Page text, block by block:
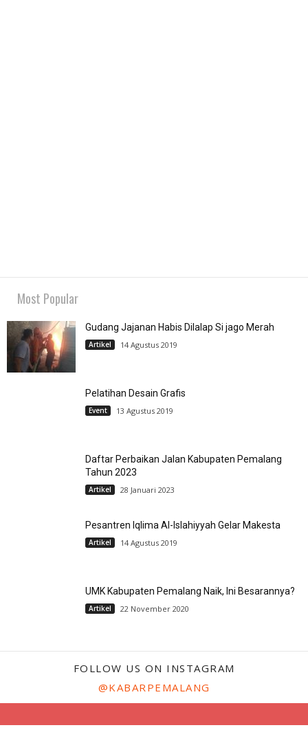
Most Popular
Gudang Jajanan Habis Dilalap Si jago Merah
Artikel 14 Agustus 2019
Pelatihan Desain Grafis
Event 13 Agustus 2019
Daftar Perbaikan Jalan Kabupaten Pemalang
Tahun 2023
Artikel 28 Januari 2023
Pesantren Iqlima Al-Islahiyyah Gelar Makesta
Artikel 14 Agustus 2019
UMK Kabupaten Pemalang Naik, Ini Besarannya?
Artikel 22 November 2020
FOLLOW US ON INSTAGRAM
@KABARPEMALANG